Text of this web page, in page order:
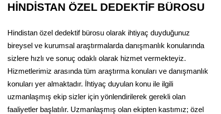
HİNDİSTAN ÖZEL DEDEKTİF BÜROSU
Hindistan özel dedektif bürosu olarak ihtiyaç duyduğunuz
bireysel ve kurumsal araştırmalarda danışmanlık konularında
sizlere hızlı ve sonuç odaklı olarak hizmet vermekteyiz.
Hizmetlerimiz arasında tüm araştırma konuları ve danışmanlık
konuları yer almaktadır. İhtiyaç duyulan konu ile ilgili
uzmanlaşmış ekip sizler için yönlendirilerek gerekli olan
faaliyetler başlatılır. Uzmanlaşmış olan ekipten kastımız; özel